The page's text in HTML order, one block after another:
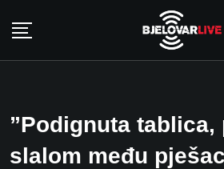
”Podignuta tablica,
slalom među